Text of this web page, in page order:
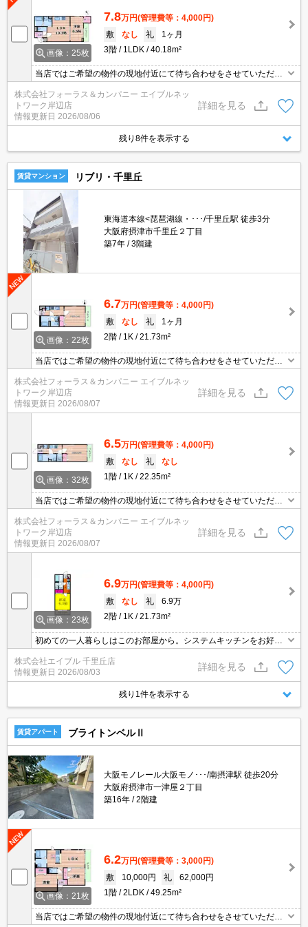
画像：25枚
7.8万円(管理費等：4,000円)
敷
なし 礼
1ヶ月
3階
1LDK 40.18m²
当店ではご希望の物件の現地付近にて待ち合わせをさせていただき
です。詳しくは 当店「０１２０－９６７－０９９」にお気軽にお問
合せ下さい♪
株式会社フォーラス＆カンパニー エイブルネッ
トワーク岸辺店
情報更新日 2026/08/06
詳細を見る
残り8件を表示する
賃貸マンション リブリ・千里丘
東海道本線<琵琶湖線・･･･/千里丘駅 徒歩3分
大阪府摂津市千里丘２丁目
築7年
3階建
画像：22枚
6.7万円(管理費等：4,000円)
敷
なし 礼
1ヶ月
2階
1K 21.73m²
当店ではご希望の物件の現地付近にて待ち合わせをさせていただき
です。詳しくは 当店「０１２０－９６７－０９９」にお気軽にお問
合せ下さい♪
株式会社フォーラス＆カンパニー エイブルネッ
トワーク岸辺店
情報更新日 2026/08/07
詳細を見る
画像：32枚
6.5万円(管理費等：4,000円)
敷
なし 礼
なし
1階
1K 22.35m²
当店ではご希望の物件の現地付近にて待ち合わせをさせていただき
です。詳しくは 当店「０１２０－９６７－０９９」にお気軽にお問
合せ下さい♪
株式会社フォーラス＆カンパニー エイブルネッ
トワーク岸辺店
情報更新日 2026/08/07
詳細を見る
画像：23枚
6.9万円(管理費等：4,000円)
敷
なし 礼
6.9万
2階
1K 21.73m²
初めての一人暮らしはこのお部屋から。システムキッチンをお好み
株式会社エイブル 千里丘店
情報更新日 2026/08/03
詳細を見る
残り1件を表示する
賃貸アパート ブライトンベルⅡ
大阪モノレール大阪モノ･･･/南摂津駅 徒歩20分
大阪府摂津市一津屋２丁目
築16年
2階建
画像：21枚
6.2万円(管理費等：3,000円)
敷
10,000円 礼
62,000円
1階
2LDK 49.25m²
当店ではご希望の物件の現地付近にて待ち合わせをさせていただき